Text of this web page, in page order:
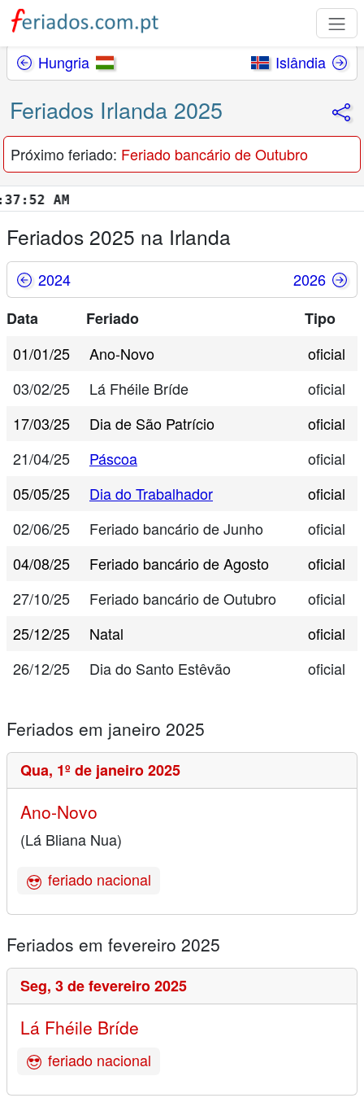
Hungria Islândia
Feriados Irlanda 2025
Próximo feriado: Feriado bancário de Outubro
AM
Feriados 2025 na Irlanda
2024
2026
Data
Feriado
Tipo
01/01/25
Ano-Novo
oficial
03/02/25
Lá Fhéile Bríde
oficial
17/03/25
Dia de São Patrício
oficial
21/04/25
Páscoa
oficial
05/05/25
Dia do Trabalhador
oficial
02/06/25
Feriado bancário de Junho
oficial
04/08/25
Feriado bancário de Agosto
oficial
27/10/25
Feriado bancário de Outubro
oficial
25/12/25
Natal
oficial
26/12/25
Dia do Santo Estêvão oficial
Feriados em janeiro 2025
Qua, 1º de janeiro 2025
Ano-Novo
(Lá Bliana Nua)
feriado nacional
Feriados em fevereiro 2025
Seg, 3 de fevereiro 2025
Lá Fhéile Bríde
feriado nacional